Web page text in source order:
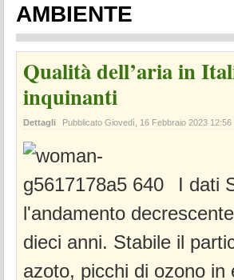
AMBIENTE
Qualità dell’aria in
inquinanti
Dettagli Pubblicato Giovedì, 16 Febbraio 2023 12:56
I dati
l'andamento
dieci anni. Stabile il
azoto, picchi di ozono in